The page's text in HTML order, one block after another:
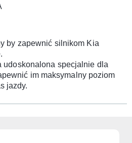
by zapewnić silnikom Kia
specjalnie dla
im maksymalny poziom
jazdy.